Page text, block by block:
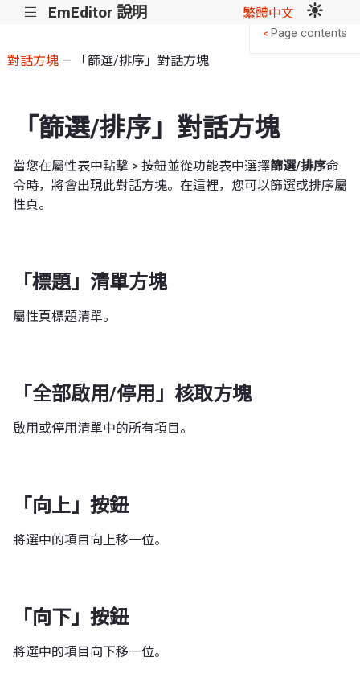
||| EmEditor 說明 繁體中文
對話方塊— 「篩選/排序」對話方塊
「篩選/排序」對話方塊
當您在屬性表中點擊 > 按鈕並從功能表中選擇篩選/排序命
令時，將會出現此對話方塊。在這裡，您可以篩選或排序屬
性頁。
「標題」清單方塊
屬性頁標題清單。
「全部啟用/停用」核取方塊
啟用或停用清單中的所有項目。
「向上」按鈕
將選中的項目向上移一位。
「向下」按鈕
將選中的項目向下移一位。
< Page contents